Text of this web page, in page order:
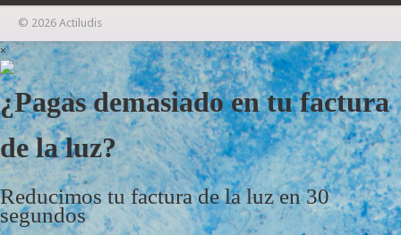
© 2026 Actiludis
×
¿Pagas demasiado en tu factura
de la luz?
Reducimos tu factura de la luz en 30
segundos